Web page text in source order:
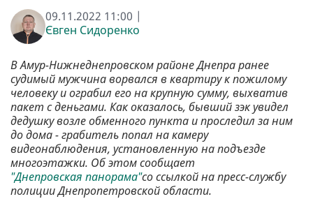
09.11.2022 11:00 |
Євген Сидоренко
В Амур-Нижнеднепровском районе Днепра ранее
судимый мужчина ворвался в квартиру к пожилому
человеку и ограбил его на крупную сумму, выхватив
пакет с деньгами. Как оказалось, бывший зэк увидел
дедушку возле обменного пункта и проследил за ним
до дома - грабитель попал на камеру
видеонаблюдения, установленную на подъезде
многоэтажки. Об этом сообщает
"Днепровская панорама"со ссылкой на пресс-службу
полиции Днепропетровской области.